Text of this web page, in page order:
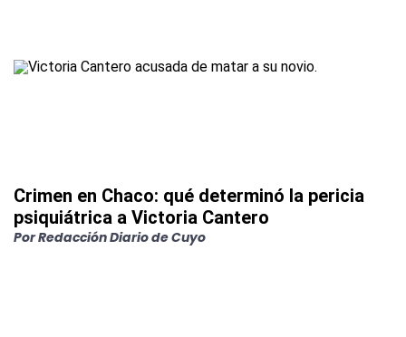
Crimen en Chaco: qué determinó la pericia
psiquiátrica a Victoria Cantero
PorRedacción Diario de Cuyo